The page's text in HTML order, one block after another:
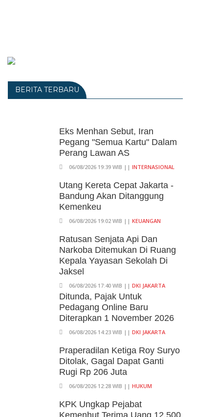
BERITA TERBARU
Eks Menhan Sebut, Iran
Pegang "Semua Kartu" Dalam
Perang Lawan AS
06/08/2026 19:39 WIB || INTERNASIONAL
Utang Kereta Cepat Jakarta -
Bandung Akan Ditanggung
Kemenkeu
06/08/2026 19:02 WIB || KEUANGAN
Ratusan Senjata Api Dan
Narkoba Ditemukan Di Ruang
Kepala Yayasan Sekolah Di
Jaksel
06/08/2026 17:40 WIB || DKI JAKARTA
Ditunda, Pajak Untuk
Pedagang Online Baru
Diterapkan 1 November 2026
06/08/2026 14:23 WIB || DKI JAKARTA
Praperadilan Ketiga Roy Suryo
Ditolak, Gagal Dapat Ganti
Rugi Rp 206 Juta
06/08/2026 12:28 WIB || HUKUM
KPK Ungkap Pejabat